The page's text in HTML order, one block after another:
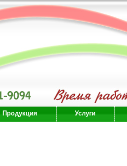
Продукция Услуги